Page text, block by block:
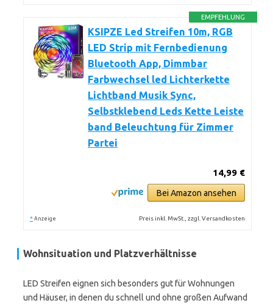
EMPFEHLUNG
KSIPZE Led Streifen 10m, RGB
LED Strip mit Fernbedienung
Bluetooth App, Dimmbar
Farbwechsel led Lichterkette
Lichtband Musik Sync,
Selbstklebend Leds Kette Leiste
band Beleuchtung für Zimmer
Partei
14,99 €
Bei Amazon ansehen
* Anzeige Preis inkl. MwSt., zzgl. Versandkosten
Wohnsituation und Platzverhältnisse
LED Streifen eignen sich besonders gut für Wohnungen
und Häuser, in denen du schnell und ohne großen Aufwand